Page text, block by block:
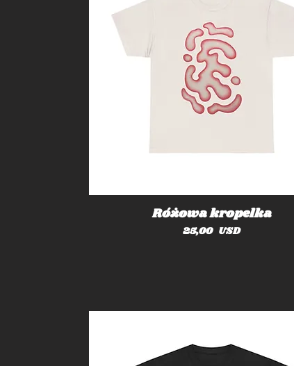
Różowa kropelka
Cena
25,00 USD